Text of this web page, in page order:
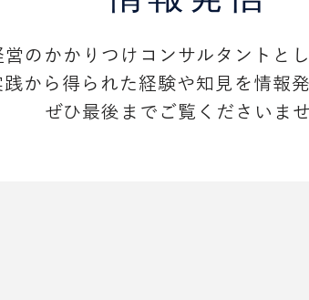
のかかりつけコンサルタントと
践から得られた経験や知見を情報
ぜひ最後までご覧くださいませ